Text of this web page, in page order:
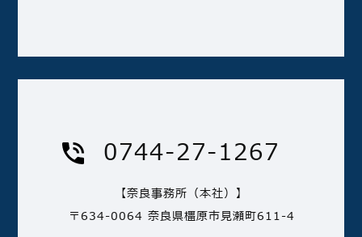
0744-27-1267
【奈良事務所（本社）】
〒634-0064 奈良県橿原市見瀬町611-4